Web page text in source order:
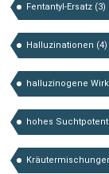
Fentantyl-Ersatz (3)
Halluzinationen (4)
halluzinogene
hohes